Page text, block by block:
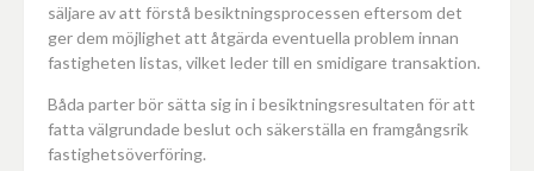
säljare av att förstå besiktningsprocessen eftersom det
ger dem möjlighet att åtgärda eventuella problem innan
fastigheten listas, vilket leder till en smidigare transaktion.
Båda parter bör sätta sig in i besiktningsresultaten för att
fatta välgrundade beslut och säkerställa en framgångsrik
fastighetsöverföring.